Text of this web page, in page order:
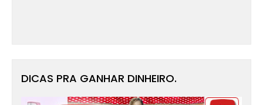
DICAS PRA GANHAR DINHEIRO.